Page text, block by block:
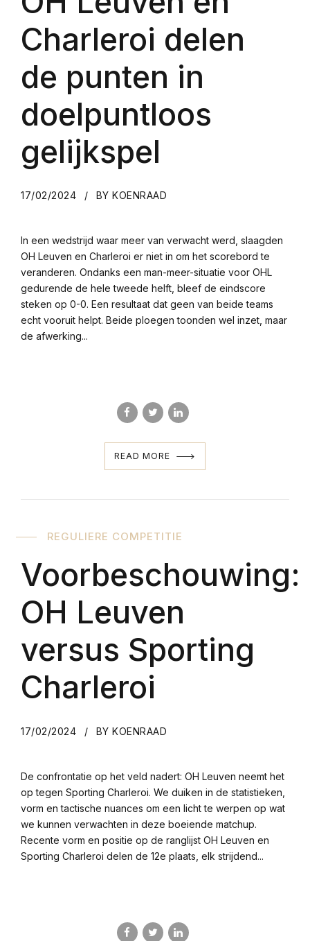
Charleroi delen
de punten in
doelpuntloos
gelijkspel
17/02/2024 BY KOENRAAD
In een wedstrijd waar meer van verwacht werd, slaagden
OH Leuven en Charleroi er niet in om het scorebord te
veranderen. Ondanks een man-meer-situatie voor OHL
gedurende de hele tweede helft, bleef de eindscore
steken op 0-0. Een resultaat dat geen van beide teams
echt vooruit helpt. Beide ploegen toonden wel inzet, maar
de afwerking...
READ MORE
REGULIERE COMPETITIE
Voorbeschouwing:
OH Leuven
versus Sporting
Charleroi
17/02/2024 BY KOENRAAD
De confrontatie op het veld nadert: OH Leuven neemt het
op tegen Sporting Charleroi. We duiken in de statistieken,
vorm en tactische nuances om een licht te werpen op wat
we kunnen verwachten in deze boeiende matchup.
Recente vorm en positie op de ranglijst OH Leuven en
Sporting Charleroi delen de 12e plaats, elk strijdend...